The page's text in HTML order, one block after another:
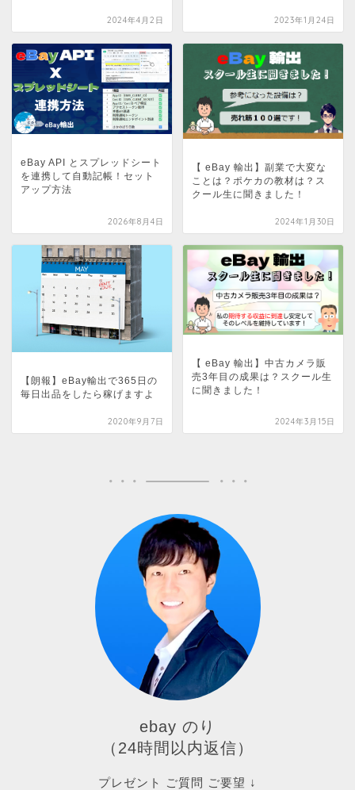
2024年4月2日 2023年1月24日
eBay API とスプレッドシート
を連携して自動記帳！セット
アップ方法
2026年8月4日
【 eBay 輸出】副業で大変な
ことは？ポケカの教材は？ス
クール生に聞きました！
2024年1月30日
【朗報】eBay輸出で365日の
毎日出品をしたら稼げますよ
2020年9月7日
【 eBay 輸出】中古カメラ販
売3年目の成果は？スクール生
に聞きました！
2024年3月15日
ebay のり
（24時間以内返信）
プレゼント ご質問 ご要望 ↓